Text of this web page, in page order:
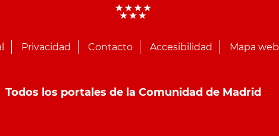
Privacidad Contacto Accesibilidad Mapa web
Todos los portales de la Comunidad de Madrid